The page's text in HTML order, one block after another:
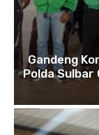
Gandeng
Polda Sulbar